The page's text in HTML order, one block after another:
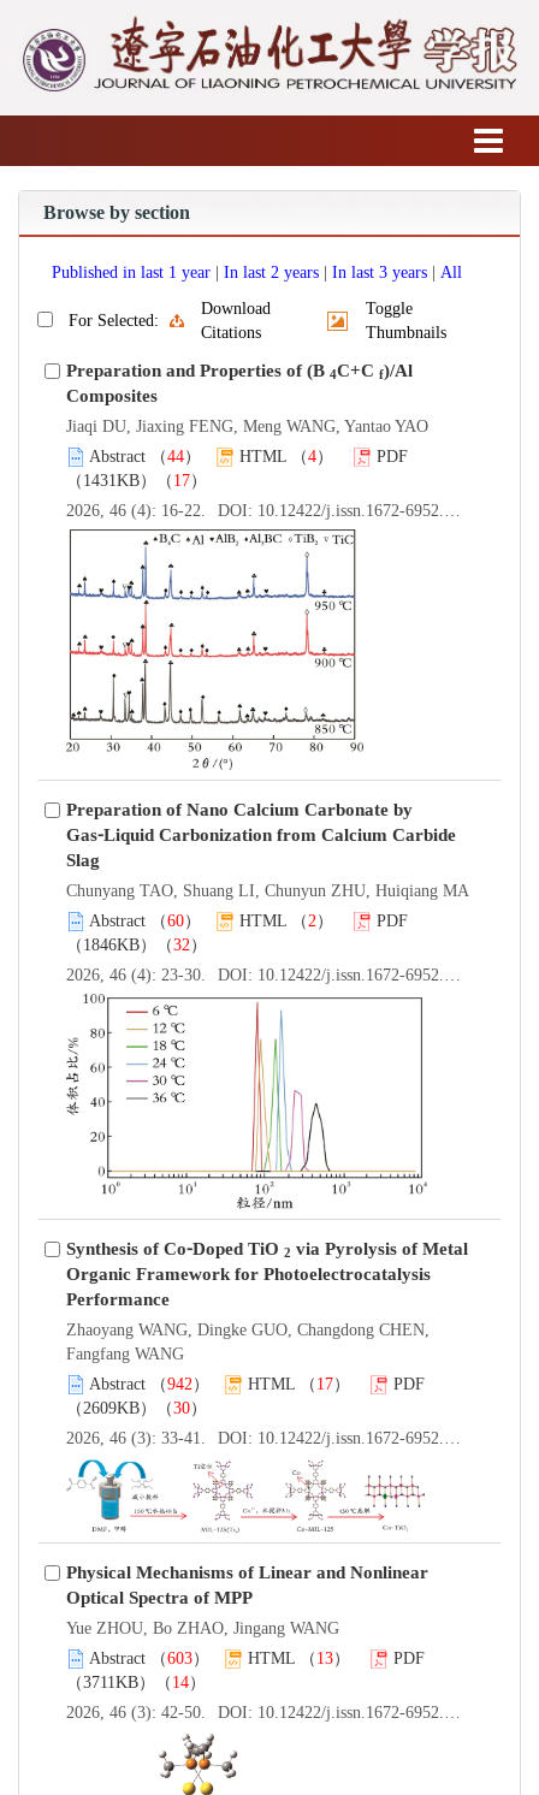
Browse by section
Published in last 1 year | In last 2 years | In last 3 years | All
For Selected:
Download
Citations
Toggle
Thumbnails
Preparation and Properties of (B 4C+C f)/Al
Composites
Jiaqi DU, Jiaxing FENG, Meng WANG, Yantao YAO
Abstract （44） HTML （4）
PDF
（1431KB）（ 17）
2026, 46 (4): 16-22.
DOI: 10.12422/j.issn.1672-6952.2026.04.003
Preparation of Nano Calcium Carbonate by
Gas⁃Liquid Carbonization from Calcium Carbide
Slag
Chunyang TAO, Shuang LI, Chunyun ZHU, Huiqiang MA
Abstract （60） HTML （ 2 ）
PDF
（1846KB）（32 ）
2026, 46 (4): 23-30.
DOI: 10.12422/j.issn.1672-6952.2026.04.004
Synthesis of Co⁃Doped TiO 2 via Pyrolysis of Metal
Organic Framework for Photoelectrocatalysis
Performance
Zhaoyang WANG, Dingke GUO, Changdong CHEN,
Fangfang WANG
Abstract （942 ） HTML （ 17）
PDF
（2609KB）（30）
2026, 46 (3): 33-41.
DOI: 10.12422/j.issn.1672-6952.2026.03.005
Physical Mechanisms of Linear and Nonlinear
Optical Spectra of MPP
Yue ZHOU, Bo ZHAO, Jingang WANG
Abstract （603） HTML （ 13）
PDF
（3711KB）（ 14）
2026, 46 (3): 42-50.
DOI: 10.12422/j.issn.1672-6952.2026.03.006